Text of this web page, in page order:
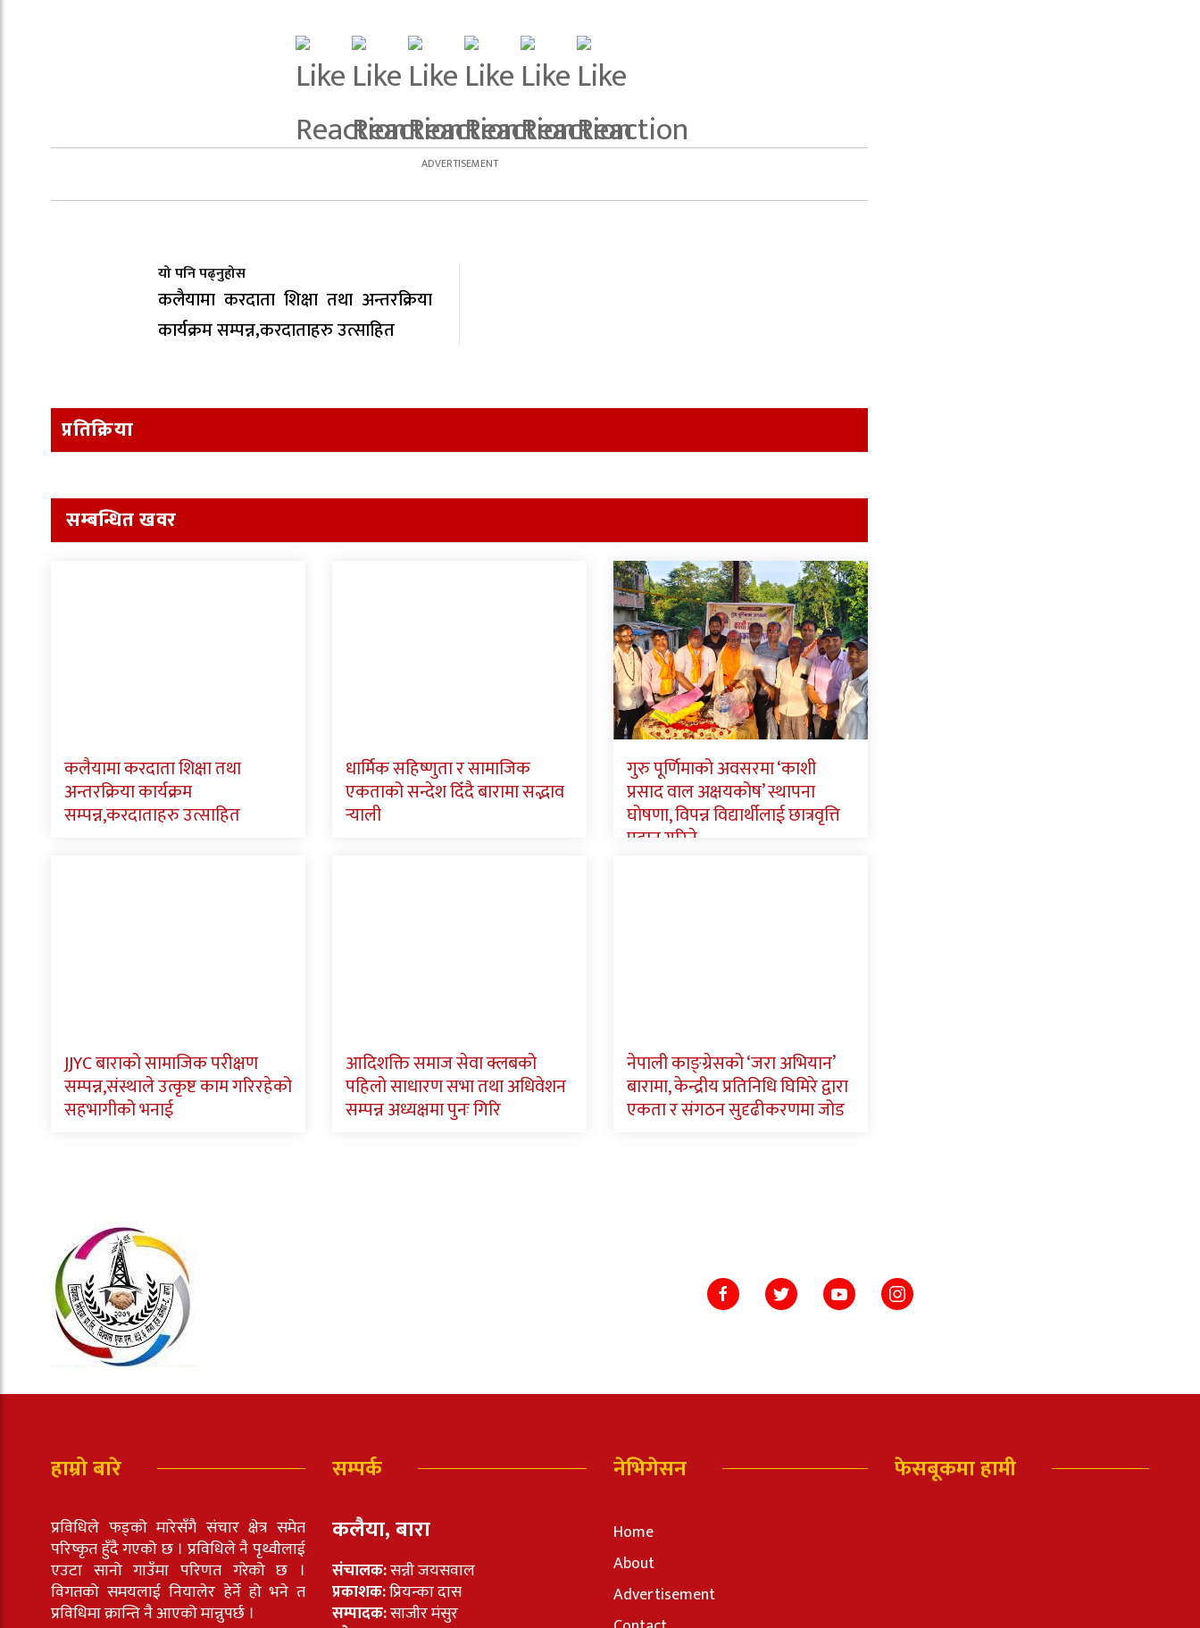
यो पनि पढ्नुहोस
कलैयामा करदाता शिक्षा तथा अन्तरक्रिया
कार्यक्रम सम्पन्न,करदाताहरु उत्साहित
प्रतिक्रिया
सम्बन्धित खवर
कलैयामा करदाता शिक्षा तथा
अन्तरक्रिया कार्यक्रम
सम्पन्न,करदाताहरु उत्साहित
धार्मिक सहिष्णुता र सामाजिक
एकताको सन्देश दिँदै बारामा सद्भाव
र्‍याली
गुरु पूर्णिमाको अवसरमा ‘काशी
प्रसाद वाल अक्षयकोष’ स्थापना
घोषणा, विपन्न विद्यार्थीलाई छात्रवृत्ति
प्रदान गरिने
JJYC बाराको सामाजिक परीक्षण
सम्पन्न,संस्थाले उत्कृष्ट काम गरिरहेको
सहभागीको भनाई
आदिशक्ति समाज सेवा क्लबको
पहिलो साधारण सभा तथा अधिवेशन
सम्पन्न अध्यक्षमा पुनः गिरि
नेपाली काङ्ग्रेसको ‘जरा अभियान’
बारामा, केन्द्रीय प्रतिनिधि घिमिरे द्वारा
एकता र संगठन सुदृढीकरणमा जोड
हाम्रो बारे
प्रविधिले फड्को मारेसँगै संचार क्षेत्र समेत
परिष्कृत हुँदै गएको छ । प्रविधिले नै पृथ्वीलाई
एउटा सानो गाउँमा परिणत गरेको छ ।
विगतको समयलाई नियालेर हेर्ने हो भने त
प्रविधिमा क्रान्ति नै आएको मान्नुपर्छ ।
सम्पर्क
कलैया, बारा
संचालक:सन्नी जयसवाल
प्रकाशक:प्रियन्का दास
सम्पादक:साजीर मंसुर
नेभिगेसन
Home
About
Advertisement
फेसबूकमा हामी